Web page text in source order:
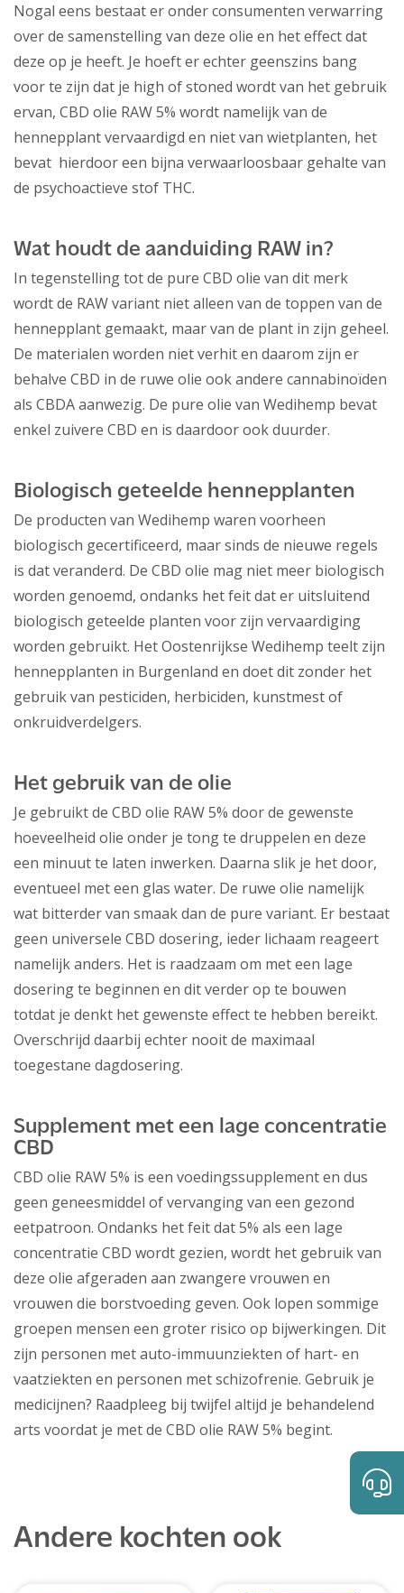
Nogal eens bestaat er onder consumenten verwarring
over de samenstelling van deze olie en het effect dat
deze op je heeft. Je hoeft er echter geenszins bang
voor te zijn dat je high of stoned wordt van het gebruik
ervan, CBD olie RAW 5% wordt namelijk van de
hennepplant vervaardigd en niet van wietplanten, het
bevat hierdoor een bijna verwaarloosbaar gehalte van
de psychoactieve stof THC.
Wat houdt de aanduiding RAW in?
In tegenstelling tot de pure CBD olie van dit merk
wordt de RAW variant niet alleen van de toppen van de
hennepplant gemaakt, maar van de plant in zijn geheel.
De materialen worden niet verhit en daarom zijn er
behalve CBD in de ruwe olie ook andere cannabinoïden
als CBDA aanwezig. De pure olie van Wedihemp bevat
enkel zuivere CBD en is daardoor ook duurder.
Biologisch geteelde hennepplanten
De producten van Wedihemp waren voorheen
biologisch gecertificeerd, maar sinds de nieuwe regels
is dat veranderd. De CBD olie mag niet meer biologisch
worden genoemd, ondanks het feit dat er uitsluitend
biologisch geteelde planten voor zijn vervaardiging
worden gebruikt. Het Oostenrijkse Wedihemp teelt zijn
hennepplanten in Burgenland en doet dit zonder het
gebruik van pesticiden, herbiciden, kunstmest of
onkruidverdelgers.
Het gebruik van de olie
Je gebruikt de CBD olie RAW 5% door de gewenste
hoeveelheid olie onder je tong te druppelen en deze
een minuut te laten inwerken. Daarna slik je het door,
eventueel met een glas water. De ruwe olie namelijk
wat bitterder van smaak dan de pure variant. Er bestaat
geen universele CBD dosering, ieder lichaam reageert
namelijk anders. Het is raadzaam om met een lage
dosering te beginnen en dit verder op te bouwen
totdat je denkt het gewenste effect te hebben bereikt.
Overschrijd daarbij echter nooit de maximaal
toegestane dagdosering.
Supplement met een lage concentratie
CBD
CBD olie RAW 5% is een voedingssupplement en dus
geen geneesmiddel of vervanging van een gezond
eetpatroon. Ondanks het feit dat 5% als een lage
concentratie CBD wordt gezien, wordt het gebruik van
deze olie afgeraden aan zwangere vrouwen en
vrouwen die borstvoeding geven. Ook lopen sommige
groepen mensen een groter risico op bijwerkingen. Dit
zijn personen met auto-immuunziekten of hart- en
vaatziekten en personen met schizofrenie. Gebruik je
medicijnen? Raadpleeg bij twijfel altijd je behandelend
arts voordat je met de CBD olie RAW 5% begint.
Andere kochten ook